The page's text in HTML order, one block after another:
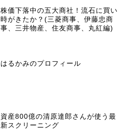
株価下落中の五大商社！流石に買い
時がきたか？(三菱商事、伊藤忠商
事、三井物産、住友商事、丸紅編)
はるかみのプロフィール
資産800億の清原達郎さんが使う最
新スクリーニング